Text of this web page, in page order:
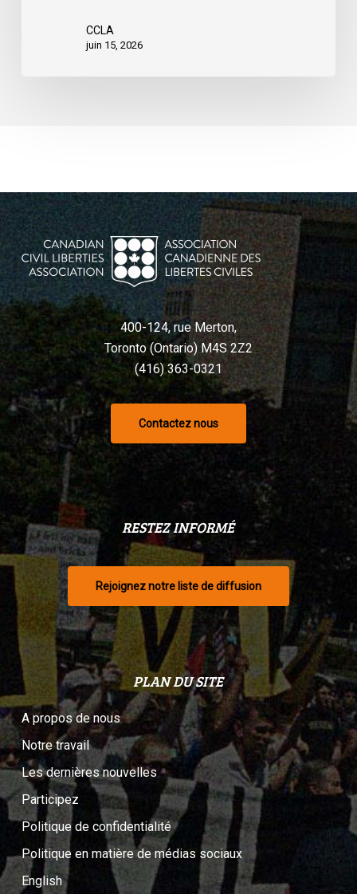
CCLA
juin 15, 2026
400-124, rue Merton,
Toronto (Ontario) M4S 2Z2
(416) 363-0321
Contactez nous
RESTEZ INFORMÉ
Rejoignez notre liste de diffusion
PLAN DU SITE
A propos de nous
Notre travail
Les dernières nouvelles
Participez
Politique de confidentialité
Politique en matière de médias sociaux
English